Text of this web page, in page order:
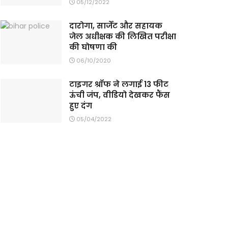
05/12/2022
दारोगा, सार्जेंट और सहायक
जेल अधीक्षक की लिखित परीक्षा
की घोषणा की
06/10/2020
टाइगर श्रॉफ ने लगाई 13 फीट
ऊंची जंप, वीडियो देखकर फैंस
हुए दंग
05/04/2022